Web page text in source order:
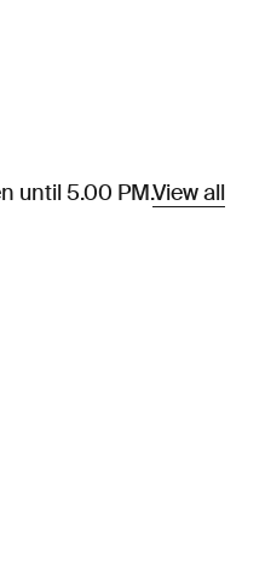
until 5.00 PM.View all